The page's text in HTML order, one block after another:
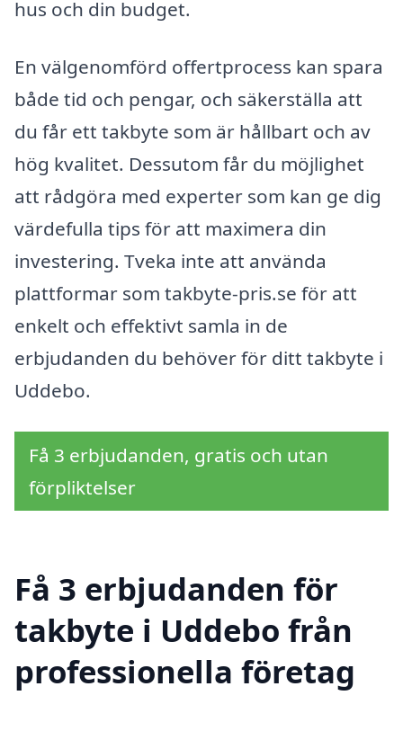
hus och din budget.
En välgenomförd offertprocess kan spara
både tid och pengar, och säkerställa att
du får ett takbyte som är hållbart och av
hög kvalitet. Dessutom får du möjlighet
att rådgöra med experter som kan ge dig
värdefulla tips för att maximera din
investering. Tveka inte att använda
plattformar som takbyte-pris.se för att
enkelt och effektivt samla in de
erbjudanden du behöver för ditt takbyte i
Uddebo.
Få 3 erbjudanden, gratis och utan
förpliktelser
Få 3 erbjudanden för
takbyte i Uddebo från
professionella företag